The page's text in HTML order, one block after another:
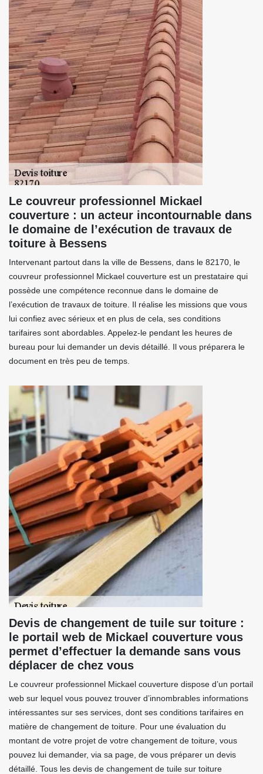
Le couvreur professionnel Mickael
couverture : un acteur incontournable dans
le domaine de l’exécution de travaux de
toiture à Bessens
Intervenant partout dans la ville de Bessens, dans le 82170, le
couvreur professionnel Mickael couverture est un prestataire qui
possède une compétence reconnue dans le domaine de
l’exécution de travaux de toiture. Il réalise les missions que vous
lui confiez avec sérieux et en plus de cela, ses conditions
tarifaires sont abordables. Appelez-le pendant les heures de
bureau pour lui demander un devis détaillé. Il vous préparera le
document en très peu de temps.
Devis de changement de tuile sur toiture :
le portail web de Mickael couverture vous
permet d’effectuer la demande sans vous
déplacer de chez vous
Le couvreur professionnel Mickael couverture dispose d’un portail
web sur lequel vous pouvez trouver d’innombrables informations
intéressantes sur ses services, dont ses conditions tarifaires en
matière de changement de toiture. Pour une évaluation du
montant de votre projet de votre changement de toiture, vous
pouvez lui demander, via sa page, de vous préparer un devis
détaillé. Tous les devis de changement de tuile sur toiture